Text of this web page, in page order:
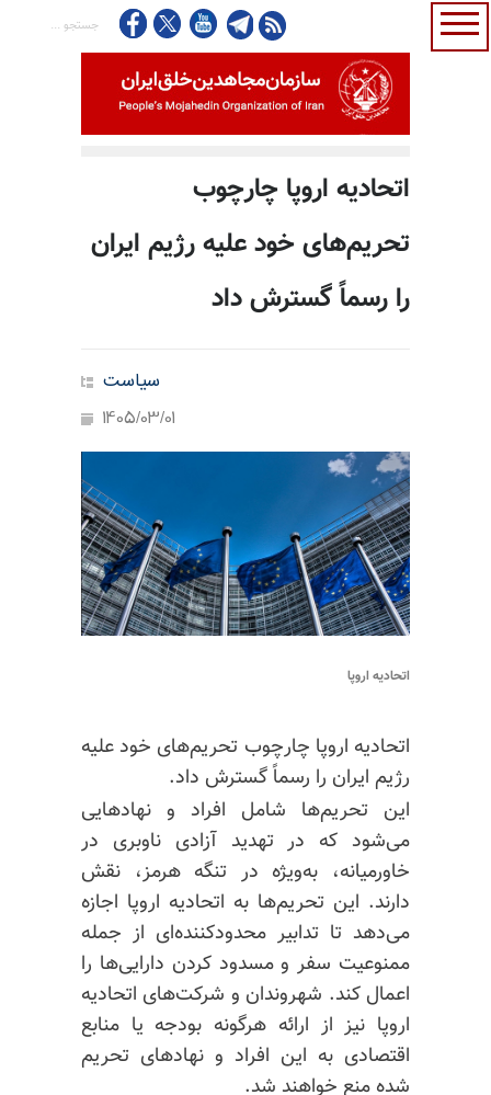
اتحادیه اروپا چارچوب
تحریم‌های خود علیه رژیم ایران
را رسماً گسترش داد
سیاست
1405/03/01
اتحادیه اروپا
اتحادیه اروپا چارچوب تحریم‌های خود علیه
رژیم ایران را رسماً گسترش داد.
این تحریم‌ها شامل افراد و نهادهایی
می‌شود که در تهدید آزادی ناوبری در
خاورمیانه، به‌ویژه در تنگه هرمز، نقش
دارند. این تحریم‌ها به اتحادیه اروپا اجازه
می‌دهد تا تدابیر محدودکننده‌ای از جمله
ممنوعیت سفر و مسدود کردن دارایی‌ها را
اعمال کند. شهروندان و شرکت‌های اتحادیه
اروپا نیز از ارائه هرگونه بودجه یا منابع
اقتصادی به این افراد و نهادهای تحریم
شده منع خواهند شد.